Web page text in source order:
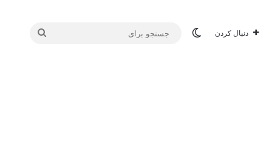
دنبال کردن تغییر پوسته
جستجو